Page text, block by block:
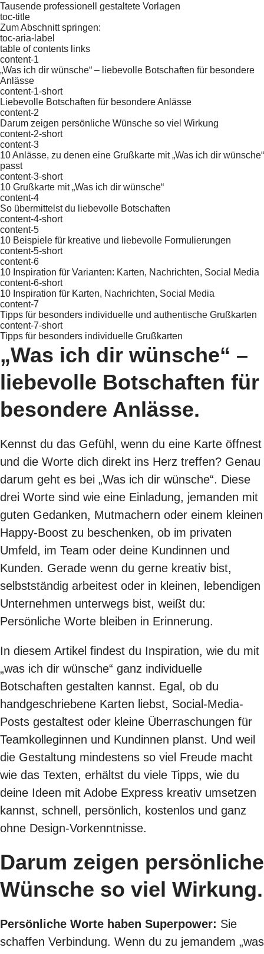
Tausende professionell gestaltete Vorlagen
toc-title
Zum Abschnitt springen:
toc-aria-label
table of contents links
content-1
„Was ich dir wünsche“ – liebevolle Botschaften für besondere
Anlässe
content-1-short
Liebevolle Botschaften für besondere Anlässe
content-2
Darum zeigen persönliche Wünsche so viel Wirkung
content-2-short
content-3
10 Anlässe, zu denen eine Grußkarte mit „Was ich dir wünsche“
passt
content-3-short
10 Grußkarte mit „Was ich dir wünsche“
content-4
So übermittelst du liebevolle Botschaften
content-4-short
content-5
10 Beispiele für kreative und liebevolle Formulierungen
content-5-short
content-6
10 Inspiration für Varianten: Karten, Nachrichten, Social Media
content-6-short
10 Inspiration für Karten, Nachrichten, Social Media
content-7
Tipps für besonders individuelle und authentische Grußkarten
content-7-short
Tipps für besonders individuelle Grußkarten
„Was ich dir wünsche“ –
liebevolle Botschaften für
besondere Anlässe.
Kennst du das Gefühl, wenn du eine Karte öffnest
und die Worte dich direkt ins Herz treffen? Genau
darum geht es bei „Was ich dir wünsche“. Diese
drei Worte sind wie eine Einladung, jemanden mit
guten Gedanken, Mutmachern oder einem kleinen
Happy-Boost zu beschenken, ob im privaten
Umfeld, im Team oder deine Kundinnen und
Kunden. Gerade wenn du gerne kreativ bist,
selbstständig arbeitest oder in kleinen, lebendigen
Unternehmen unterwegs bist, weißt du:
Persönliche Worte bleiben in Erinnerung.
In diesem Artikel findest du Inspiration, wie du mit
„was ich dir wünsche“ ganz individuelle
Botschaften gestalten kannst. Egal, ob du
handgeschriebene Karten liebst, Social-Media-
Posts gestaltest oder kleine Überraschungen für
Teamkolleginnen und Kundinnen planst. Und weil
die Gestaltung mindestens so viel Freude macht
wie das Texten, erhältst du viele Tipps, wie du
deine Ideen mit Adobe Express kreativ umsetzen
kannst, schnell, persönlich, kostenlos und ganz
ohne Design-Vorkenntnisse.
Darum zeigen persönliche
Wünsche so viel Wirkung.
Persönliche Worte haben Superpower: Sie
schaffen Verbindung. Wenn du zu jemandem „was